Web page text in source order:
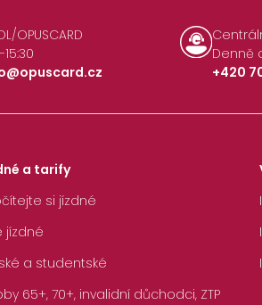
OPUSCARD
Denně
+420
a tarify
si jízdné
jízdné
a studentské
65+, 70+, invalidní důchodci, ZTP